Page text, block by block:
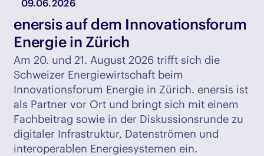
09.06.2026
enersis auf dem Innovationsforum
Energie in Zürich
Am 20. und 21. August 2026 trifft sich die
Schweizer Energiewirtschaft beim
Innovationsforum Energie in Zürich. enersis ist
als Partner vor Ort und bringt sich mit einem
Fachbeitrag sowie in der Diskussionsrunde zu
digitaler Infrastruktur, Datenströmen und
interoperablen Energiesystemen ein.